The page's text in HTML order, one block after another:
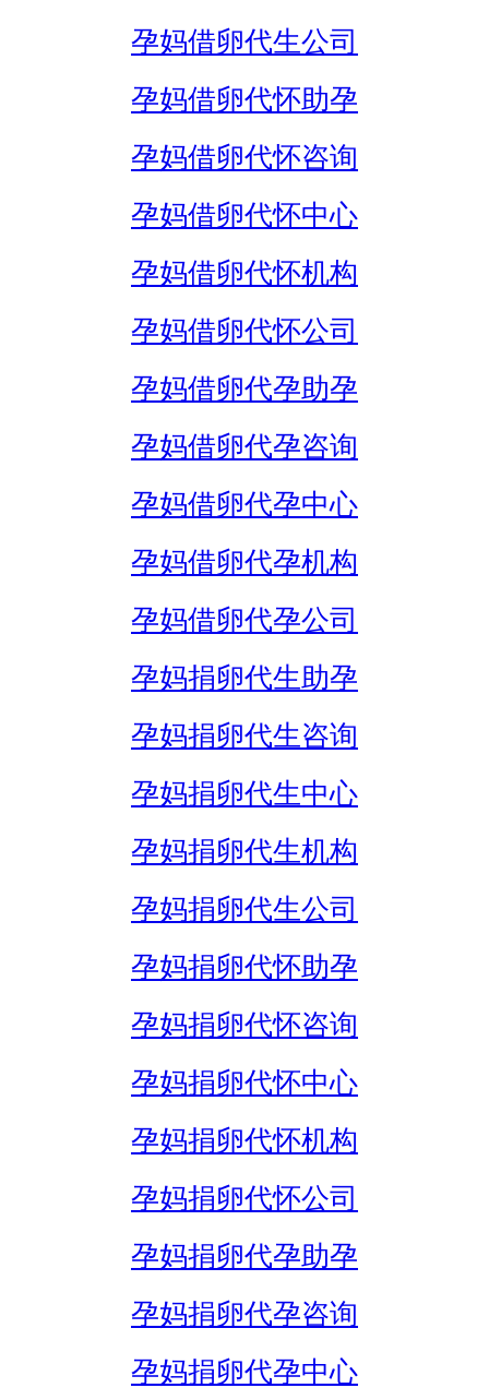
孕妈借卵代生公司
孕妈借卵代怀助孕
孕妈借卵代怀咨询
孕妈借卵代怀中心
孕妈借卵代怀机构
孕妈借卵代怀公司
孕妈借卵代孕助孕
孕妈借卵代孕咨询
孕妈借卵代孕中心
孕妈借卵代孕机构
孕妈借卵代孕公司
孕妈捐卵代生助孕
孕妈捐卵代生咨询
孕妈捐卵代生中心
孕妈捐卵代生机构
孕妈捐卵代生公司
孕妈捐卵代怀助孕
孕妈捐卵代怀咨询
孕妈捐卵代怀中心
孕妈捐卵代怀机构
孕妈捐卵代怀公司
孕妈捐卵代孕助孕
孕妈捐卵代孕咨询
孕妈捐卵代孕中心